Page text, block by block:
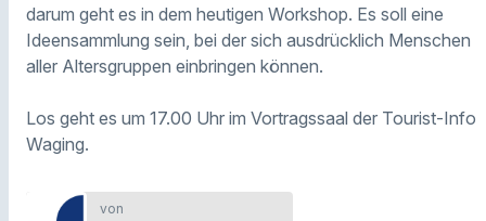
darum geht es in dem heutigen Workshop. Es soll eine
Ideensammlung sein, bei der sich ausdrücklich Menschen
aller Altersgruppen einbringen können.
Los geht es um 17.00 Uhr im Vortragssaal der Tourist-Info
Waging.
von